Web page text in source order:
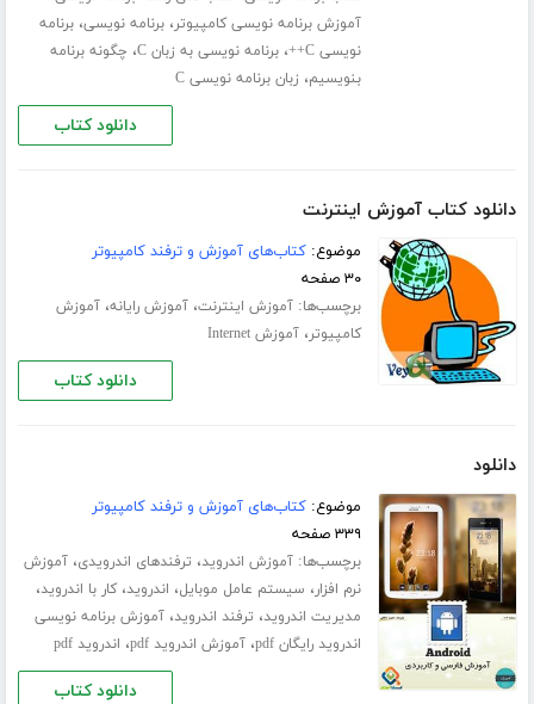
آموزش برنامه نویسی کامپیوتر،برنامه نویسی،برنامه
نویسی C++
،برنامه نویسی به زبان C ، چگونه برنامه
بنویسیم، زبان برنامه نویسی C
دانلود کتاب
دانلود کتاب آموزش اینترنت
موضوع:کتاب‌های آموزش و ترفند کامپیوتر
۳۰ صفحه
برچسب‌ها:آموزش اینترنت،آموزش رایانه،آموزش
کامپیوتر،آموزش Internet
دانلود کتاب
دانلود
موضوع:کتاب‌های آموزش و ترفند کامپیوتر
۳۳۹ صفحه
برچسب‌ها:آموزش اندروید، ترفندهای اندرویدی،آموزش
نرم افزار، سیستم عامل موبایل، اندروید،کار با اندروید،
مدیریت اندروید، ترفند اندروید،آموزش برنامه نویسی
اندروید رایگان pdf
،آموزش اندروید pdf ، اندروید pdf
دانلود کتاب